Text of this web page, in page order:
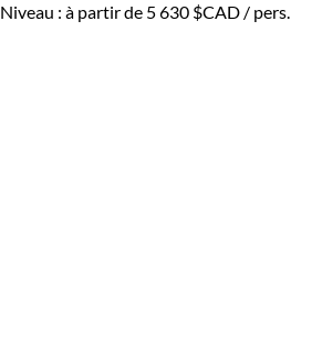
Niveau : à partir de 5 630 $CAD / pers.